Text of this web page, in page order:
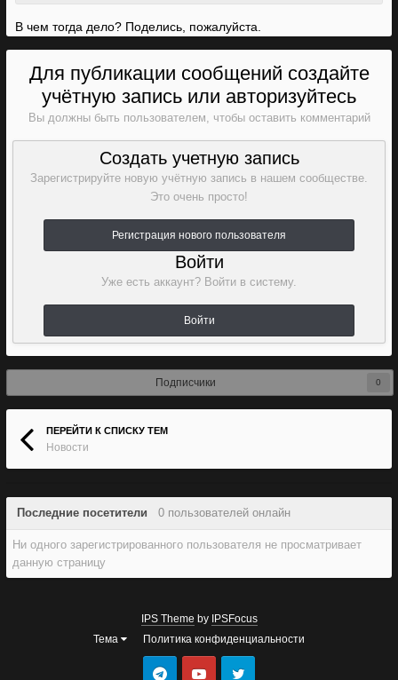
В чем тогда дело? Поделись, пожалуйста.
Для публикации сообщений создайте
учётную запись или авторизуйтесь
Вы должны быть пользователем, чтобы оставить комментарий
Создать учетную запись
Зарегистрируйте новую учётную запись в нашем сообществе.
Это очень просто!
Регистрация нового пользователя
Войти
Уже есть аккаунт? Войти в систему.
Войти
Подписчики 0
ПЕРЕЙТИ К СПИСКУ ТЕМ
Новости
Последние посетители 0 пользователей онлайн
Ни одного зарегистрированного пользователя не просматривает
данную страницу
IPS Theme by IPSFocus
Тема
Политика конфиденциальности